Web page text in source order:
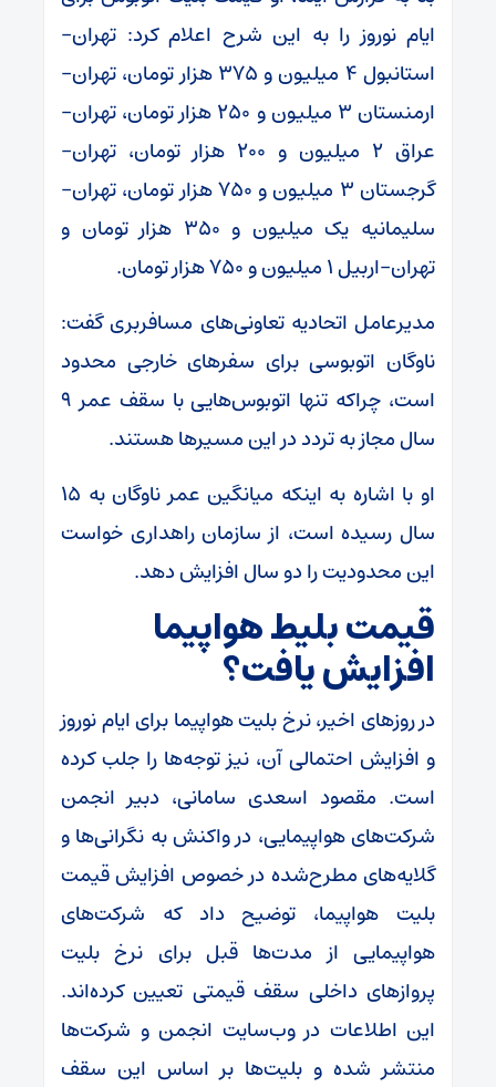
ایام نوروز را به این شرح اعلام کرد: تهران–
استانبول ۴ میلیون و ۳۷۵ هزار تومان، تهران–
ارمنستان ۳ میلیون و ۲۵۰ هزار تومان، تهران–
عراق ۲ میلیون و ۲۰۰ هزار تومان، تهران–
گرجستان ۳ میلیون و ۷۵۰ هزار تومان، تهران–
سلیمانیه یک میلیون و ۳۵۰ هزار تومان و
تهران–اربیل ۱ میلیون و ۷۵۰ هزار تومان.
مدیرعامل اتحادیه تعاونی‌های مسافربری گفت:
ناوگان اتوبوسی برای سفرهای خارجی محدود
است، چراکه تنها اتوبوس‌هایی با سقف عمر ۹
سال مجاز به تردد در این مسیرها هستند.
او با اشاره به اینکه میانگین عمر ناوگان به ۱۵
سال رسیده است، از سازمان راهداری خواست
این محدودیت را دو سال افزایش دهد.
قیمت بلیط هواپیما
افزایش یافت؟
در روزهای اخیر، نرخ بلیت هواپیما برای ایام نوروز
و افزایش احتمالی آن، نیز توجه‌ها را جلب کرده
است. مقصود اسعدی سامانی، دبیر انجمن
شرکت‌های هواپیمایی، در واکنش به نگرانی‌ها و
گلایه‌های مطرح‌شده در خصوص افزایش قیمت
بلیت هواپیما، توضیح داد که شرکت‌های
هواپیمایی از مدت‌ها قبل برای نرخ بلیت
پروازهای داخلی سقف قیمتی تعیین کرده‌اند.
این اطلاعات در وب‌سایت انجمن و شرکت‌ها
منتشر شده و بلیت‌ها بر اساس این سقف